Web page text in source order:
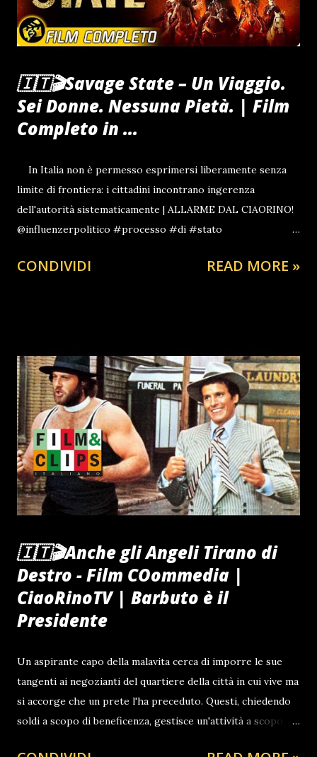
🇮🇹🎬Savage State – Un Viaggio.
Sei Donne. Nessuna Pietà. | Film
Completo in ...
In Italia non è permesso esprimersi liberamente senza
limite di frontiera: i cittadini incontrano ingerenza
dell'autorità sistematicamente | ALLARME DAL CIAORINO!
@influenzerpolitico #processo #di #stato
#antoniobarbuto #giustizia #legge #cp #tribunale
Ucraina(?) colpa della russia(!) | Giorgia Meloni | BLC News
CiaoRinoTV L'intervento di sua eccellenza digitale il
presidente del Ciao Rino Club Il Tenente veterano dell'arma
di Cavaller ia di linea specialità blindo armata centauro
pesante Antonio N.H BARBUTO di Calabria Guarda anche
CONDIVIDI READ MORE »
🇮🇹🎬Anche gli Angeli Tirano di
Destro - Film COommedia |
CiaoRinoTV | Barbuto è il
Presidente
Un aspirante capo della malavita cerca di imporre le sue
tangenti ai negozianti del quartiere della città in cui vive ma
si accorge che un prete l'ha preceduto. Questi, chiedendo
soldi a scopo di beneficenza, gestisce un'attività a scopo di